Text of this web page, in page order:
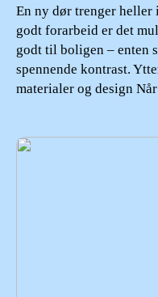
En ny dør trenger heller
godt forarbeid er det
godt til boligen – enten
spennende kontrast.
materialer og design